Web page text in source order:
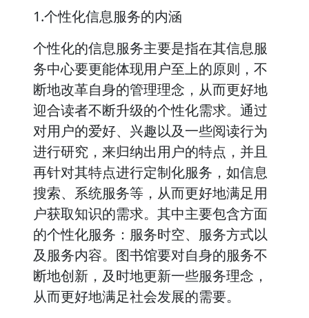
1.个性化信息服务的内涵
个性化的信息服务主要是指在其信息服
务中心要更能体现用户至上的原则，不
断地改革自身的管理理念，从而更好地
迎合读者不断升级的个性化需求。通过
对用户的爱好、兴趣以及一些阅读行为
进行研究，来归纳出用户的特点，并且
再针对其特点进行定制化服务，如信息
搜索、系统服务等，从而更好地满足用
户获取知识的需求。其中主要包含方面
的个性化服务：服务时空、服务方式以
及服务内容。图书馆要对自身的服务不
断地创新，及时地更新一些服务理念，
从而更好地满足社会发展的需要。